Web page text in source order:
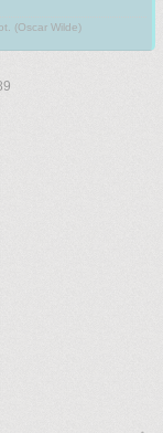
(Oscar Wilde)